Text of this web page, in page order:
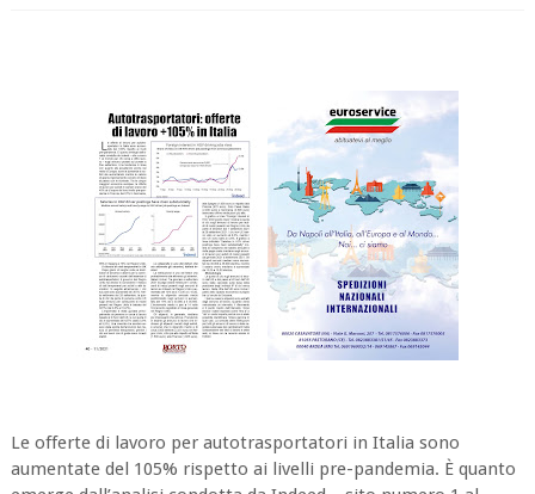
Le offerte di lavoro per autotrasportatori in Italia sono
aumentate del 105% rispetto ai livelli pre-pandemia. È quanto